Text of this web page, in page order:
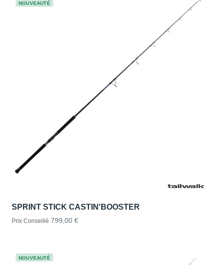
NOUVEAUTÉ
SPRINT STICK CASTIN'BOOSTER
Prix Conseillé 799,00 €
NOUVEAUTÉ